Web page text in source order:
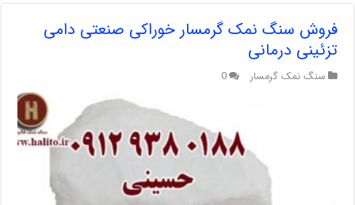
فروش سنگ نمک گرمسار خوراکی صنعتی دامی
تزئینی درمانی
سنگ نمک گرمسار 0